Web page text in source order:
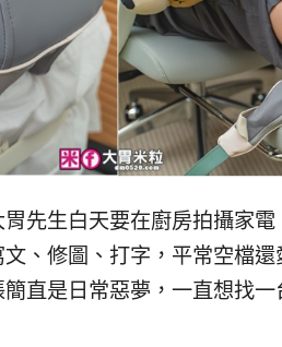
先生白天要在廚房拍攝家
、修圖、打字，平常空檔
直是日常惡夢，一直想找